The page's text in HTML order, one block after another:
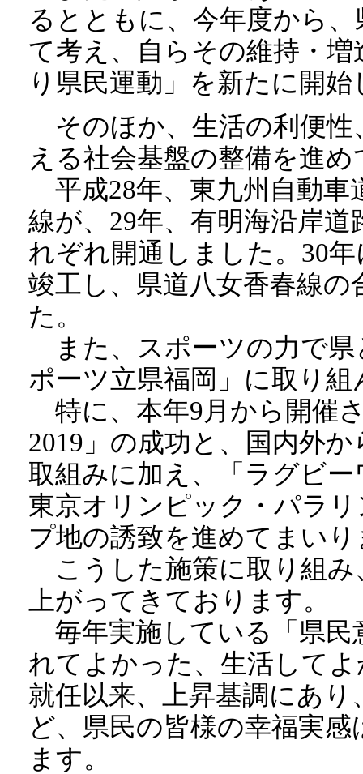
るとともに、今年度から
て考え、自らその維持・
り県民運動」を新たに開
そのほか、生活の利便性
える社会基盤の整備を進
平成28年、東九州自動車
線が、29年、有明海沿岸
れぞれ開通しました。30
竣工し、県道八女香春線
た。
また、スポーツの力で県
ポーツ立県福岡」に取り
特に、本年9月から開催
2019」の成功と、国内外
取組みに加え、「ラグビー
東京オリンピック・パラ
プ地の誘致を進めてまい
こうした施策に取り組み
上がってきております。
毎年実施している「県民
れてよかった、生活して
就任以来、上昇基調にあ
ど、県民の皆様の幸福実
ます。